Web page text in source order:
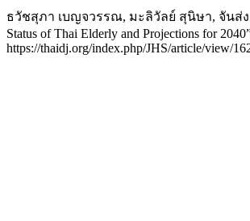
ธวัชสุภา เบญจวรรณ, มะลิวัลย์ สุนิษา, จันส่ง
Status of Thai Elderly and Projections for
https://thaidj.org/index.php/JHS/article/view/